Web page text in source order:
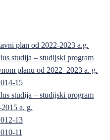
plan od 2022-2023 a.g.
studija – studijski program
planu od 2022–2023 a. g.
15
studija – studijski program
a. g.
13
11